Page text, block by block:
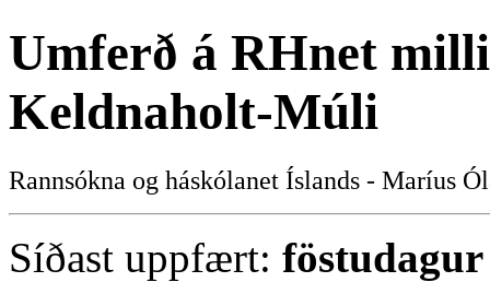
Umferð á RHnet
Keldnaholt-Múli
Rannsókna og háskólanet Íslands - Maríus
Síðast uppfært: föstudagur